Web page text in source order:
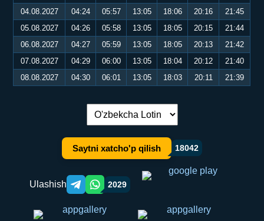
04.08.2027
04:24 05:57 13:05 18:06 20:16
21:45
05.08.2027
04:26 05:58 13:05 18:05 20:15
21:44
06.08.2027
04:27 05:59 13:05 18:05 20:13
21:42
07.08.2027
04:29 06:00 13:05 18:04 20:12
21:40
08.08.2027
04:30 06:01 13:05 18:03 20:11 21:39
Tilni almashtirish:
Saytni xatcho'p qilish 18042
Ulashish Telegram orqali ulashish
WhatsApp orqali ulashish
2029